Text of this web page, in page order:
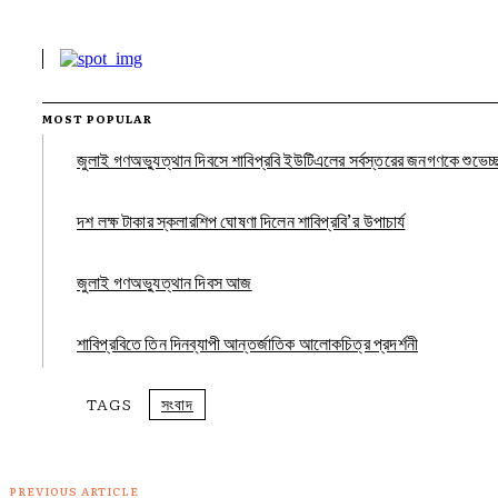
MOST POPULAR
জুলাই গণঅভ্যুত্থান দিবসে শাবিপ্রবি ইউটিএলের সর্বস্তরের জনগণকে
দশ লক্ষ টাকার স্কলারশিপ ঘোষণা দিলেন শাবিপ্রবি’র উপাচার্য
জুলাই গণঅভ্যুত্থান দিবস আজ
শাবিপ্রবিতে তিন দিনব্যাপী আন্তর্জাতিক আলোকচিত্র প্রদর্শনী
TAGS সংবাদ
PREVIOUS ARTICLE